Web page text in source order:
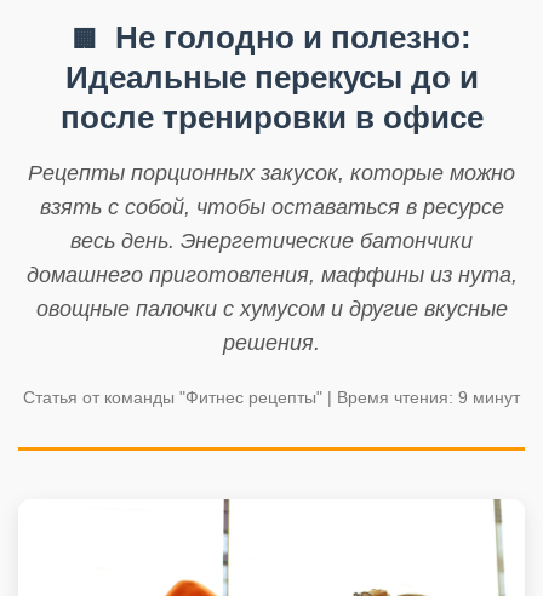
🏢
Не голодно и полезно:
Идеальные перекусы до и
после тренировки в офисе
Рецепты порционных закусок, которые можно
взять с собой, чтобы оставаться в ресурсе
весь день. Энергетические батончики
домашнего приготовления, маффины из нута,
овощные палочки с хумусом и другие вкусные
решения.
Статья от команды "Фитнес рецепты" | Время чтения: 9 минут